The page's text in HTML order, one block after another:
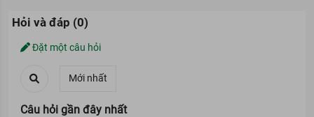
Hỏi và đáp (0)
Đặt một câu hỏi
Câu hỏi gần đây nhất